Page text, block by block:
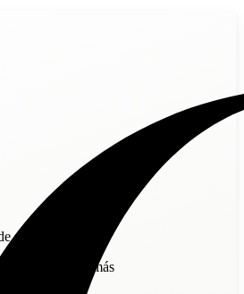
señal
y más